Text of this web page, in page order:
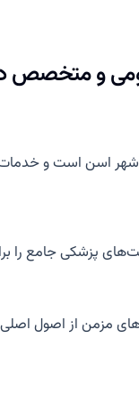
اسن است و خدمات
پزشکی جامع را
مزمن از اصول